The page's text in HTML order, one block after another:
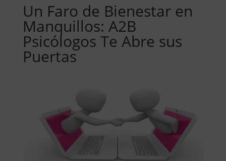
Un Faro de Bienestar en
Manquillos: A2B
Psicólogos Te Abre sus
Puertas